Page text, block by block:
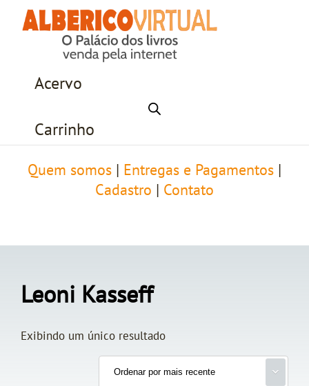
Acervo
Carrinho
Quem somos Entregas e Pagamentos
Cadastro
Contato
Leoni Kasseff
Exibindo um único resultado